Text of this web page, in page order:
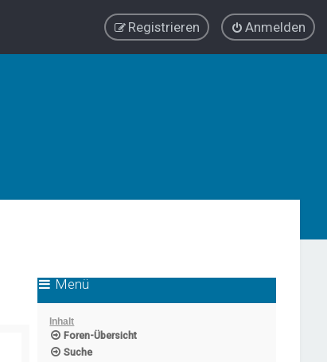
Anmelden
Registrieren
Menü
Inhalt
Foren-Übersicht
Suche